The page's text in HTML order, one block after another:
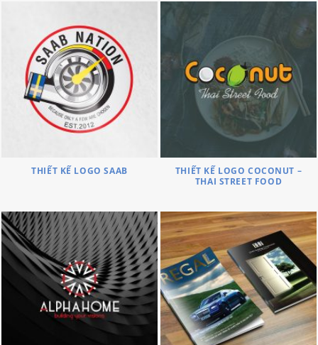
THIẾT KẾ LOGO SAAB
THIẾT KẾ LOGO COCONUT –
THAI STREET FOOD